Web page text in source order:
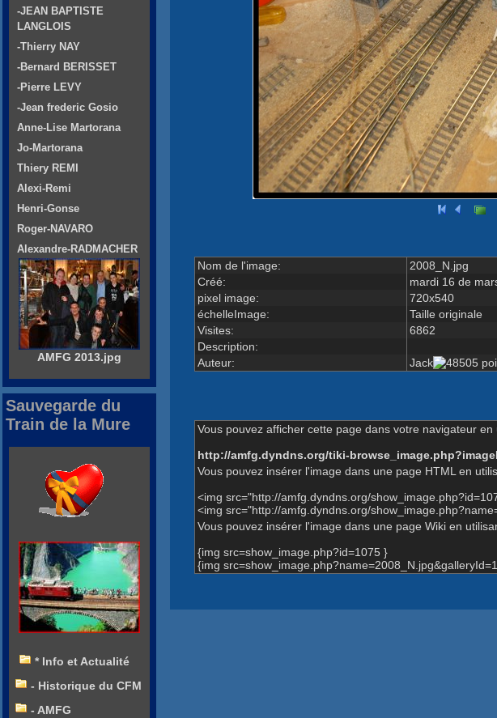
Nom de l'image:
2008_N.jpg
Créé:
mardi 16 de
pixel image:
720x540
échelleImage:
Taille originale
Visites:
6862
Description:
Auteur:
Jack
Vous pouvez afficher cette page dans votre navigateur en
http://amfg.dyndns.org/tiki-
Vous pouvez insérer l'image dans une page HTML en
<img src="http://amfg.dyndns.org/
<img src="http://amfg.dyndns.org/
Vous pouvez insérer l'image dans une page Wiki en
{img src=show_image.php?id=1075 }
{img
-JEAN BAPTISTE
LANGLOIS
-Thierry NAY
-Bernard BERISSET
-Pierre LEVY
-Jean frederic Gosio
Anne-Lise Martorana
Jo-Martorana
Thiery REMI
Alexi-Remi
Henri-Gonse
Roger-NAVARO
Alexandre-RADMACHER
AMFG 2013.jpg
Sauvegarde du
Train de la Mure
* Info et Actualité
- Historique du CFM
- AMFG